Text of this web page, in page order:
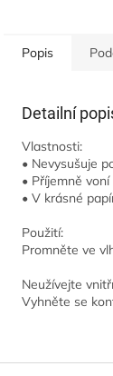
Popis
Detailní
Vlastnosti:
• Nevysušuje
• Příjemně voní
• V krásné
Použití:
Promněte ve
Neužívejte
Vyhněte se